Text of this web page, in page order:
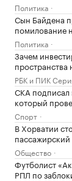
Политика
Сын Байдена
помилование
Политика
Зачем
пространства
РБК и ПИК
СКА подписал
который
Спорт
В Хорватии
пассажирский
Общество
Футболист
РПЛ по